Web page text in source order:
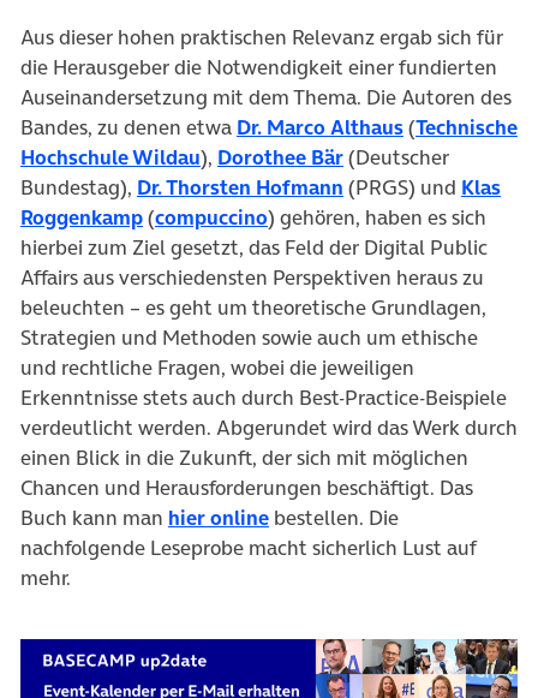
Aus dieser hohen praktischen Relevanz ergab sich für
die Herausgeber die Notwendigkeit einer fundierten
Auseinandersetzung mit dem Thema. Die Autoren des
Bandes, zu denen etwa Dr. Marco Althaus(öffnet in
(Technische
Hochschule Wildau(öffnet in neuem Tab)
), Dorothee Bär(öffnet in neuem
(Deutscher
Bundestag), Dr. Thorsten Hofmann (öffnet in neuem
(PRGS) und Klas
Roggenkamp(öffnet in neuem Tab)
(compuccino(öffnet in neuem Tab)
) gehören, haben es sich
hierbei zum Ziel gesetzt, das Feld der Digital Public
Affairs aus verschiedensten Perspektiven heraus zu
beleuchten – es geht um theoretische Grundlagen,
Strategien und Methoden sowie auch um ethische
und rechtliche Fragen, wobei die jeweiligen
Erkenntnisse stets auch durch Best-Practice-Beispiele
verdeutlicht werden. Abgerundet wird das Werk durch
einen Blick in die Zukunft, der sich mit möglichen
Chancen und Herausforderungen beschäftigt. Das
Buch kann man hier online(öffnet in neuem Tab)
bestellen. Die
nachfolgende Leseprobe macht sicherlich Lust auf
mehr.